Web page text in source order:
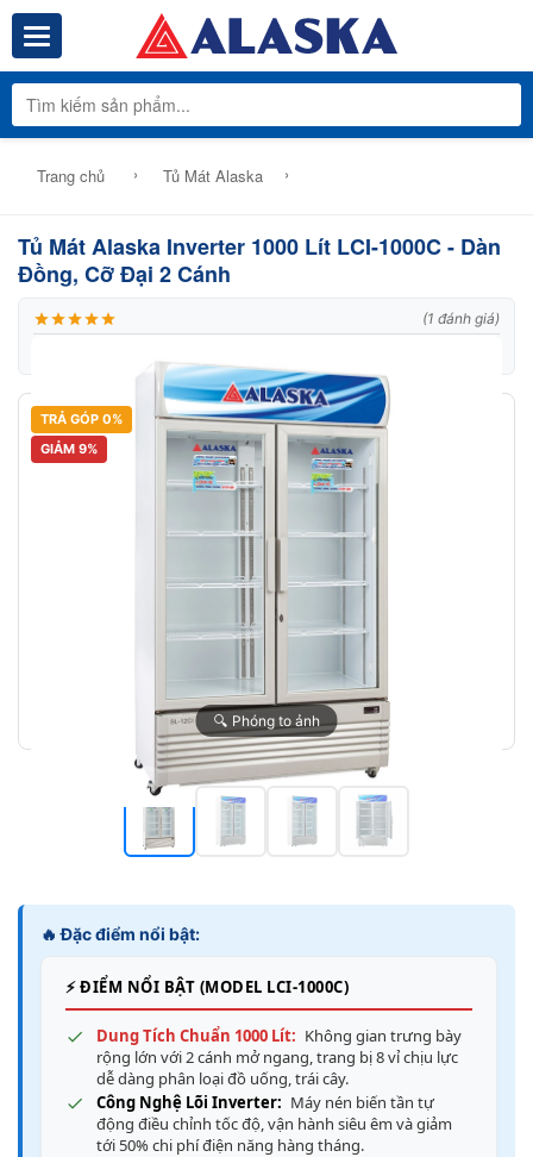
Toggle navigation Tổng Kho
Trang chủ › Tủ Mát Alaska ›
TRẢ GÓP 0%
GIẢM 9%
🔍 Phóng to ảnh
🔥 Đặc điểm nổi bật:
⚡ ĐIỂM NỔI BẬT (MODEL LCI-1000C)
Dung Tích Chuẩn 1000 Lít: Không gian trưng bày
rộng lớn với 2 cánh mở ngang, trang bị 8 vỉ chịu lực
dễ dàng phân loại đồ uống, trái cây.
Công Nghệ Lõi Inverter: Máy nén biến tần tự
động điều chỉnh tốc độ, vận hành siêu êm và giảm
tới 50% chi phí điện năng hàng tháng.
Tủ Mát Alaska Inverter 1000 Lít LCI-1000C - Dàn
Đồng, Cỡ Đại 2 Cánh
(1 đánh giá)